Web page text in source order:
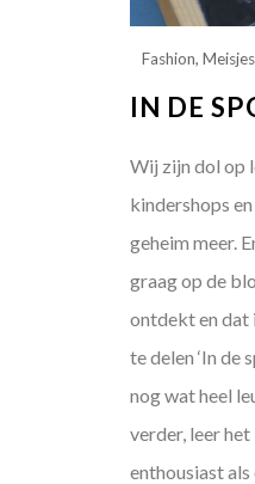
Fashion,
IN DE
Wij zijn dol op
kindershops
geheim meer.
graag op de
ontdekt en dat
te delen ‘In de
nog wat heel
verder, leer
enthousiast